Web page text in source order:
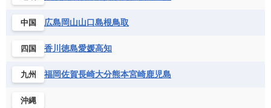
中国 広島岡山山口島根鳥取
四国 香川 徳島愛媛高知
九州 福岡佐賀長崎大分熊本宮崎鹿児島
沖縄